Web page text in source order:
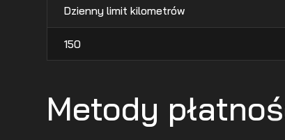
Dzienny limit kilometrów
150
Metody